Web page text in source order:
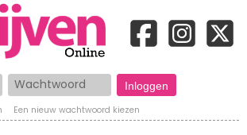
Wachtwoord
Een nieuw wachtwoord kiezen